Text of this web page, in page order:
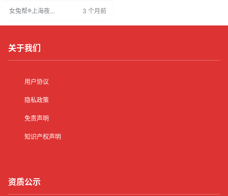
能发现KTV的魅力及其广阔发展空
激发潜能的平台。
女兔帮®上海夜场
3 个月前
关于我们
用户协议
隐私政策
免责声明
知识产权声明
资质公示